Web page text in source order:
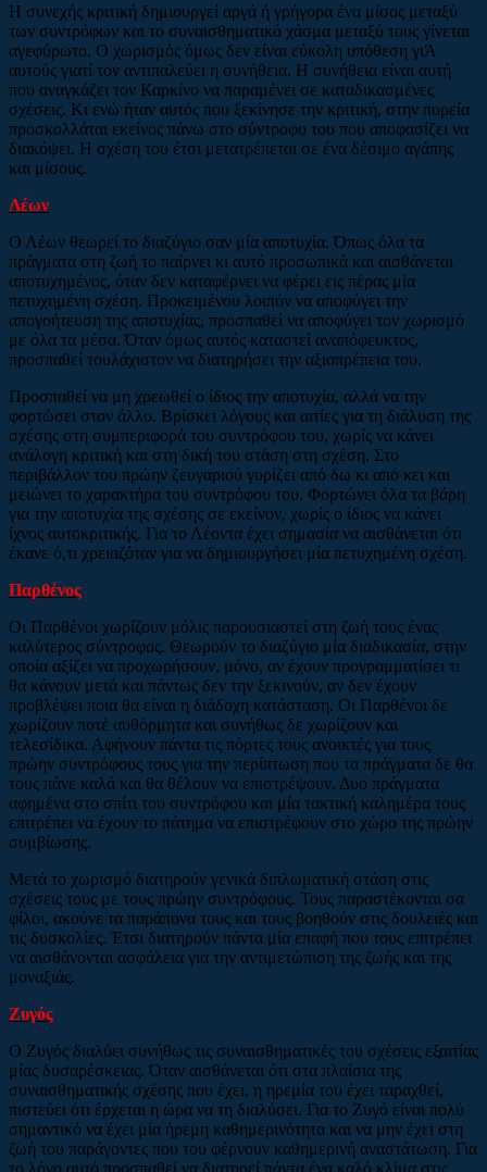
Η συνεχής κριτική δημιουργεί αργά ή γρήγορα ένα μίσος μεταξύ
των συντρόφων και το συναισθηματικό χάσμα μεταξύ τους γίνεται
αγεφύρωτο. Ο χωρισμός όμως δεν είναι εύκολη υπόθεση γιΆ
αυτούς γιατί τον αντιπαλεύει η συνήθεια. Η συνήθεια είναι αυτή
που αναγκάζει τον Καρκίνο να παραμένει σε καταδικασμένες
σχέσεις. Κι ενώ ήταν αυτός που ξεκίνησε την κριτική, στην πορεία
προσκολλάται εκείνος πάνω στο σύντροφο του που αποφασίζει να
διακόψει. Η σχέση του έτσι μετατρέπεται σε ένα δέσιμο αγάπης
και μίσους.
Λέων
Ο Λέων θεωρεί το διαζύγιο σαν μία αποτυχία. Όπως όλα τα
πράγματα στη ζωή το παίρνει κι αυτό προσωπικά και αισθάνεται
αποτυχημένος, όταν δεν καταφέρνει να φέρει εις πέρας μία
πετυχημένη σχέση. Προκειμένου λοιπόν να αποφύγει την
απογοήτευση της αποτυχίας, προσπαθεί να αποφύγει τον χωρισμό
με όλα τα μέσα. Όταν όμως αυτός καταστεί αναπόφευκτος,
προσπαθεί τουλάχιστον να διατηρήσει την αξιοπρέπεια του.
Προσπαθεί να μη χρεωθεί ο ίδιος την αποτυχία, αλλά να την
φορτώσει στον άλλο. Βρίσκει λόγους και αιτίες για τη διάλυση της
σχέσης στη συμπεριφορά του συντρόφου του, χωρίς να κάνει
ανάλογη κριτική και στη δική του στάση στη σχέση. Στο
περιβάλλον του πρώην ζευγαριού γυρίζει από δω κι από κει και
μειώνει το χαρακτήρα του συντρόφου του. Φορτώνει όλα τα βάρη
για την αποτυχία της σχέσης σε εκείνον, χωρίς ο ίδιος να κάνει
ίχνος αυτοκριτικής. Για το Λέοντα έχει σημασία να αισθάνεται ότι
έκανε ό,τι χρειαζόταν για να δημιουργήσει μία πετυχημένη σχέση.
Παρθένος
Οι Παρθένοι χωρίζουν μόλις παρουσιαστεί στη ζωή τους ένας
καλύτερος σύντροφος. Θεωρούν το διαζύγιο μία διαδικασία, στην
οποία αξίζει να προχωρήσουν, μόνο, αν έχουν προγραμματίσει τι
θα κάνουν μετά και πάντως δεν την ξεκινούν, αν δεν έχουν
προβλέψει ποια θα είναι η διάδοχη κατάσταση. Οι Παρθένοι δε
χωρίζουν ποτέ αυθόρμητα και συνήθως δε χωρίζουν και
τελεσίδικα. Αφήνουν πάντα τις πόρτες τους ανοικτές για τους
πρώην συντρόφους τους για την περίπτωση που τα πράγματα δε θα
τους πάνε καλά και θα θέλουν να επιστρέψουν. Δυο πράγματα
αφημένα στο σπίτι του συντρόφου και μία τακτική καλημέρα τους
επιτρέπει να έχουν το πάτημα να επιστρέφουν στο χώρο της πρώην
συμβίωσης.
Μετά το χωρισμό διατηρούν γενικά διπλωματική στάση στις
σχέσεις τους με τους πρώην συντρόφους. Τους παραστέκονται σα
φίλοι, ακούνε τα παράπονα τους και τους βοηθούν στις δουλειές και
τις δυσκολίες. Έτσι διατηρούν πάντα μία επαφή που τους επιτρέπει
να αισθάνονται ασφάλεια για την αντιμετώπιση της ζωής και της
μοναξιάς.
Ζυγός
O Ζυγός διαλύει συνήθως τις συναισθηματικές του σχέσεις εξαιτίας
μίας δυσαρέσκειας. Όταν αισθάνεται ότι στα πλαίσια της
συναισθηματικής σχέσης που έχει, η ηρεμία του έχει ταραχθεί,
πιστεύει ότι έρχεται η ώρα να τη διαλύσει. Για το Ζυγό είναι πολύ
σημαντικό να έχει μία ήρεμη καθημερινότητα και να μην έχει στη
ζωή του παράγοντες που του φέρνουν καθημερινή αναστάτωση. Για
το λόγο αυτό προσπαθεί να διατηρεί πάντα ένα καλό κλίμα στις